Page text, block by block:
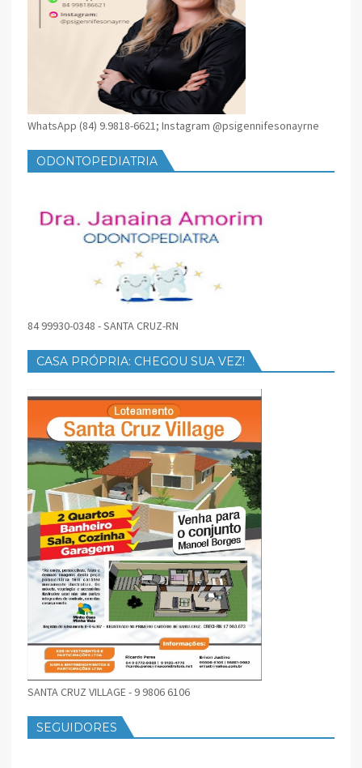
WhatsApp (84) 9.9818-6621; Instagram @psigennifesonayrne
ODONTOPEDIATRIA
84 99930-0348 - SANTA CRUZ-RN
CASA PRÓPRIA: CHEGOU SUA VEZ!
SANTA CRUZ VILLAGE - 9 9806 6106
SEGUIDORES